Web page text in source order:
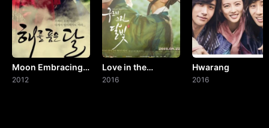
18. Bölüm
19. Bölüm
20. Bölüm
Moon Embracing
the Sun
2012
Love in the
Moonlight
2016
Hwarang
2016